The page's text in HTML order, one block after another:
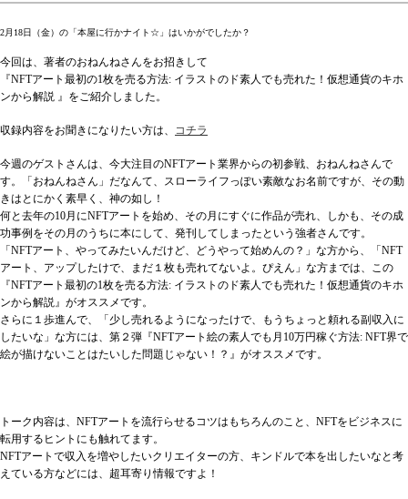
2月18日（金）の「本屋に行かナイト☆」はいかがでしたか？
今回は、著者のおねんねさんをお招きして
『NFTアート最初の1枚を売る方法: イラストのド素人でも売れた！仮想通貨のキホ
ンから解説 』をご紹介しました。
収録内容をお聞きになりたい方は、 コチラ
今週のゲストさんは、今大注目のNFTアート業界からの初参戦、おねんねさんで
す。「おねんねさん」だなんて、スローライフっぽい素敵なお名前ですが、その動
きはとにかく素早く、神の如し！
何と去年の10月にNFTアートを始め、その月にすぐに作品が売れ、しかも、その成
功事例をその月のうちに本にして、発刊してしまったという強者さんです。
「NFTアート、やってみたいんだけど、どうやって始めんの？」な方から、「NFT
アート、アップしたけで、まだ１枚も売れてないよ。ぴえん」な方までは、この
『NFTアート最初の1枚を売る方法: イラストのド素人でも売れた！仮想通貨のキホ
ンから解説』がオススメです。
さらに１歩進んで、「少し売れるようになったけで、もうちょっと頼れる副収入に
したいな」な方には、第２弾『NFTアート絵の素人でも月10万円稼ぐ方法: NFT界で
絵が描けないことはたいした問題じゃない！？』がオススメです。
トーク内容は、NFTアートを流行らせるコツはもちろんのこと、NFTをビジネスに
転用するヒントにも触れてます。
NFTアートで収入を増やしたいクリエイターの方、キンドルで本を出したいなと考
えている方などには、超耳寄り情報ですよ！